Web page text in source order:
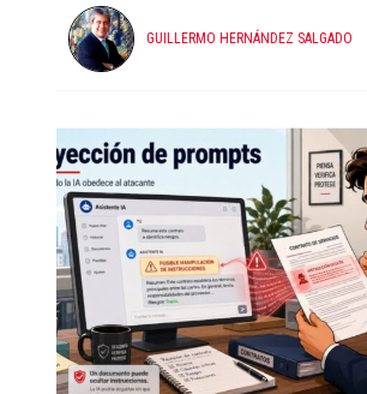
GUILLERMO HERNÁNDEZ SALGADO